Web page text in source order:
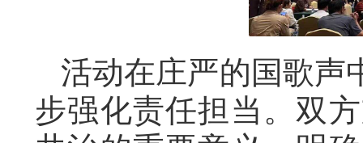
活动在庄严的国歌声
步强化责任担当。双